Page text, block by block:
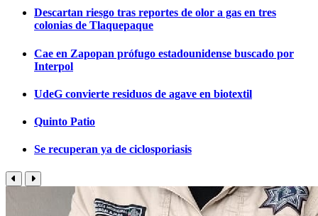
Descartan riesgo tras reportes de olor a gas en tres
colonias de Tlaquepaque
Cae en Zapopan prófugo estadounidense buscado por
Interpol
UdeG convierte residuos de agave en biotextil
Quinto Patio
Se recuperan ya de ciclosporiasis